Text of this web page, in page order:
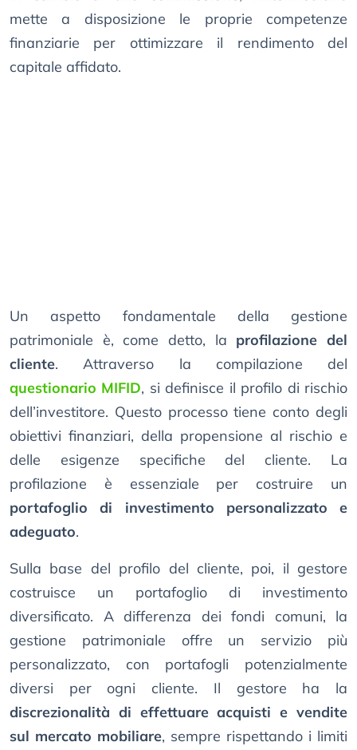
mette a disposizione le proprie competenze
finanziarie per ottimizzare il rendimento del
capitale affidato.
Un aspetto fondamentale della gestione
patrimoniale è, come detto, la profilazione del
cliente. Attraverso la compilazione del
questionario MIFID, si definisce il profilo di rischio
dell’investitore. Questo processo tiene conto degli
obiettivi finanziari, della propensione al rischio e
delle esigenze specifiche del cliente. La
profilazione è essenziale per costruire un
portafoglio di investimento personalizzato e
adeguato.
Sulla base del profilo del cliente, poi, il gestore
costruisce un portafoglio di investimento
diversificato. A differenza dei fondi comuni, la
gestione patrimoniale offre un servizio più
personalizzato, con portafogli potenzialmente
diversi per ogni cliente. Il gestore ha la
discrezionalità di effettuare acquisti e vendite
sul mercato mobiliare, sempre rispettando i limiti